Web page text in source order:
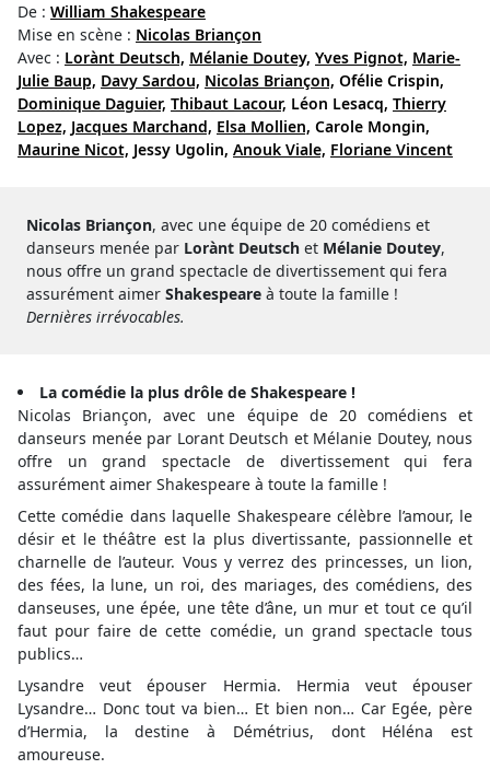
De : William Shakespeare
Mise en scène : Nicolas Briançon
Avec : Lorànt Deutsch, Mélanie Doutey, Yves Pignot, Marie-
Julie Baup, Davy Sardou, Nicolas Briançon, Ofélie Crispin,
Dominique Daguier, Thibaut Lacour, Léon Lesacq, Thierry
Lopez, Jacques Marchand, Elsa Mollien, Carole Mongin,
Maurine Nicot, Jessy Ugolin, Anouk Viale, Floriane Vincent
Nicolas Briançon, avec une équipe de 20 comédiens et
danseurs menée par Lorànt Deutsch et Mélanie Doutey,
nous offre un grand spectacle de divertissement qui fera
assurément aimer Shakespeare à toute la famille !
Dernières irrévocables.
La comédie la plus drôle de Shakespeare !
Nicolas Briançon, avec une équipe de 20 comédiens et
danseurs menée par Lorant Deutsch et Mélanie Doutey, nous
offre un grand spectacle de divertissement qui fera
assurément aimer Shakespeare à toute la famille !
Cette comédie dans laquelle Shakespeare célèbre l’amour, le
désir et le théâtre est la plus divertissante, passionnelle et
charnelle de l’auteur. Vous y verrez des princesses, un lion,
des fées, la lune, un roi, des mariages, des comédiens, des
danseuses, une épée, une tête d’âne, un mur et tout ce qu’il
faut pour faire de cette comédie, un grand spectacle tous
publics…
Lysandre veut épouser Hermia. Hermia veut épouser
Lysandre… Donc tout va bien… Et bien non… Car Egée, père
d’Hermia, la destine à Démétrius, dont Héléna est
amoureuse.